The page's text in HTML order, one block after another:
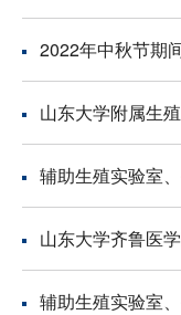
2022年中秋节期
山东大学附属生
辅助生殖实验室
山东大学齐鲁医
辅助生殖实验室